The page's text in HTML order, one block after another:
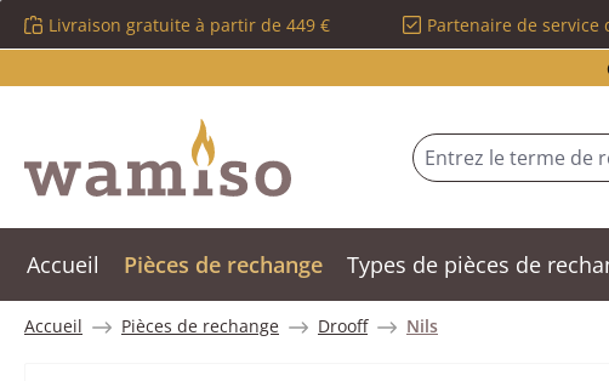
au contenu principal
Passer à la recherche
Passer à la navigation principale
Livraison gratuite à partir de 449 € Partenaire de service
Accueil Pièces de rechange Types de pièces de
Accueil Pièces de rechange Drooff Nils